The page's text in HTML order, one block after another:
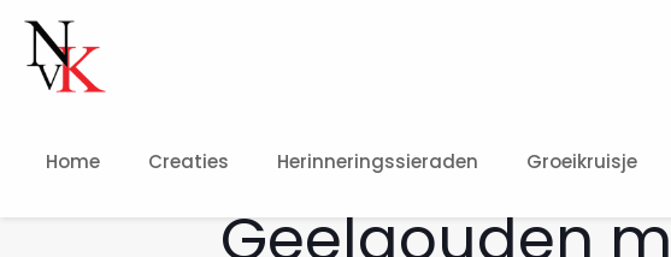
Home Creaties Herinneringssieraden Groeikruisje
Geelgouden